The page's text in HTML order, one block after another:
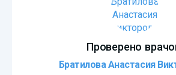
Проверено
Братилова Анастасия